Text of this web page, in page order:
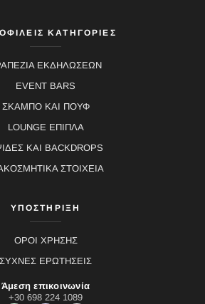
ΚΑΤΗΓΟΡΙΕΣ
ΕΚΔΗΛΩΣΕΩΝ
EVENT BARS
ΣΚΑΜΠΟ ΚΑΙ ΠΟΥΦ
LOUNGE ΕΠΙΠΛΑ
ΚΑΙ BACKDROPS
ΣΤΟΙΧΕΙΑ
ΥΠΟΣΤΗΡΙΞΗ
ΟΡΟΙ ΧΡΗΣΗΣ
ΣΥΧΝΕΣ ΕΡΩΤΗΣΕΙΣ
Άμεση επικοινωνία
+30 698 224 1089